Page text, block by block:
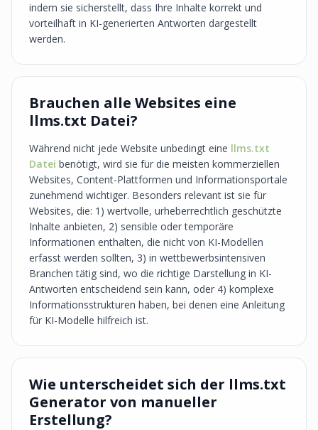
indem sie sicherstellt, dass Ihre Inhalte korrekt und
vorteilhaft in KI-generierten Antworten dargestellt
werden.
Brauchen alle Websites eine
llms.txt Datei?
Während nicht jede Website unbedingt eine llms.txt
Datei benötigt, wird sie für die meisten kommerziellen
Websites, Content-Plattformen und Informationsportale
zunehmend wichtiger. Besonders relevant ist sie für
Websites, die: 1) wertvolle, urheberrechtlich geschützte
Inhalte anbieten, 2) sensible oder temporäre
Informationen enthalten, die nicht von KI-Modellen
erfasst werden sollten, 3) in wettbewerbsintensiven
Branchen tätig sind, wo die richtige Darstellung in KI-
Antworten entscheidend sein kann, oder 4) komplexe
Informationsstrukturen haben, bei denen eine Anleitung
für KI-Modelle hilfreich ist.
Wie unterscheidet sich der llms.txt
Generator von manueller
Erstellung?